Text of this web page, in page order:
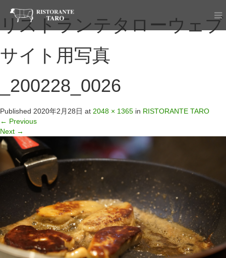
リストランテタローウェブ
サイト用写真
_200228_0026
Published 2020年2月28日 at 2048 × 1365 in RISTORANTE TARO
← Previous
Next →